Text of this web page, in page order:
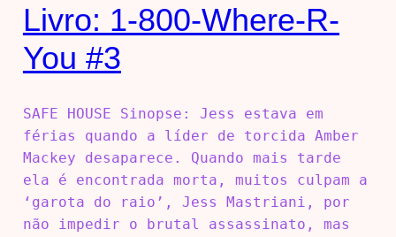
Livro: 1-800-Where-R-
You #3
SAFE HOUSE Sinopse: Jess estava em
férias quando a líder de torcida Amber
Mackey desaparece. Quando mais tarde
ela é encontrada morta, muitos culpam a
‘garota do raio’, Jess Mastriani, por
não impedir o brutal assassinato, mas